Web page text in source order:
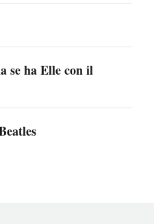
se ha Elle con il